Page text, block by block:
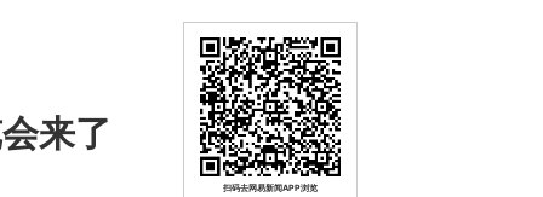
来了
扫码去网易新闻APP浏览